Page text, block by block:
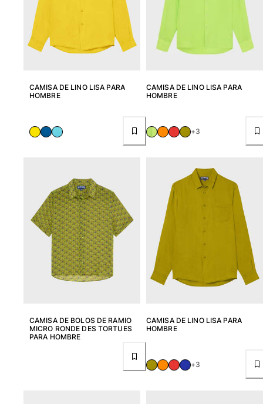
CAMISA DE LINO LISA PARA
HOMBRE
CAMISA DE LINO LISA PARA
HOMBRE
+3
CAMISA DE BOLOS DE RAMIO
MICRO RONDE DES TORTUES
PARA HOMBRE
CAMISA DE LINO LISA PARA
HOMBRE
+3